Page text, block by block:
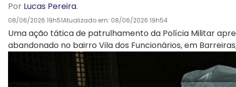
Por Lucas Pereira.
08/06/2026 19h51Atualizado em: 08/06/2026 19h54
Uma ação tática de patrulhamento da Polícia Militar
abandonado no bairro Vila dos Funcionários, em